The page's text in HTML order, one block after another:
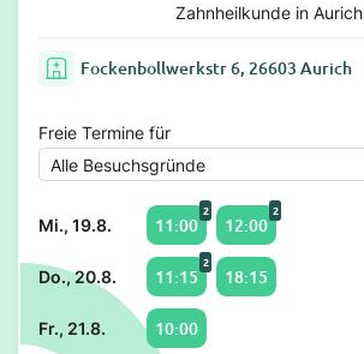
Zahnheilkunde in Aurich
Fockenbollwerkstr 6, 26603 Aurich
Freie Termine für
Mi., 19.8. 11:00
2
12:00
2
Do., 20.8. 11:15
2
18:15
Fr., 21.8. 10:00